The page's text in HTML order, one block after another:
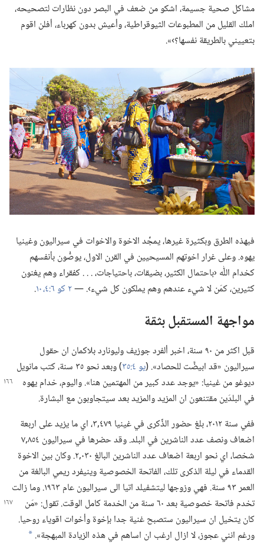
مشاكل صحية جسيمة،‏ اشكو من ضعف في البصر دون نظارات لتصحيحه،‏
املك القليل من المطبوعات الثيوقراطية،‏ وأعيش بدون كهرباء،‏ أفلن اقوم
بتعييني بالطريقة نفسها؟‏›».‏
فبهذه الطرق وبكثيرة غيرها،‏ يمجِّد الاخوة والاخوات في سيراليون وغينيا
يهوه.‏ وعلى غرار اخوتهم المسيحيين في القرن الاول،‏ يوصُّون بأنفسهم
كخدام اللّٰه ‹باحتمال الكثير،‏ بضيقات،‏ باحتياجات،‏ .‏ .‏ .‏ كفقراء وهم يغنون
كثيرين،‏ كمَن لا شيء عندهم وهم يملكون كل شيء›.‏ —‏٢ كو ٦:‏٤،‏ ‏.‏
مواجهة المستقبل بثقة
قبل اكثر من ٩٠ سنة،‏ اخبر ألفرد جوزيف وليونارد بلاكمان ان حقول
سيراليون «قد ابيضَّت للحصاد».‏ (‏يو ٤:‏٣٥
‏)‏ وبعد نحو ٣٥ سنة،‏ كتب مانويل
ديوغو من غينيا:‏ «يوجد عدد كبير من المهتمين هنا».‏ واليوم،‏ خدام يهوه
في البلدَين مقتنعون ان المزيد والمزيد بعد سيتجاوبون مع البشارة.‏
ففي سنة ٢٠١٢،‏ بلغ حضور الذِّكرى في غينيا ٤٧٩‏,٣،‏ اي ما يزيد على اربعة
اضعاف ونصف عدد الناشرين في البلد.‏ وقد حضرها في سيراليون ٨٥٤‏,٧
شخصا،‏ اي نحو اربعة اضعاف عدد الناشرين البالغ ٠٣٠‏,٢.‏ وكان بين الاخوة
القدماء في ليلة الذكرى تلك،‏ الفاتحة الخصوصية وينيفرد ريمي البالغة من
العمر ٩٣ سنة.‏ فهي وزوجها ليتشفيلد اتيا الى سيراليون عام ١٩٦٣.‏ وما زالت
تخدم فاتحة
خصوصية بعد ٦٠ سنة من الخدمة كامل الوقت.‏ تقول:‏ «مَن
كان يتخيل ان سيراليون ستصبح غنية جدا بإخوة وأخوات اقوياء روحيا.‏
ورغم انني عجوز،‏ لا ازال ارغب ان اساهم في هذه الزيادة المبهجة».‏ a